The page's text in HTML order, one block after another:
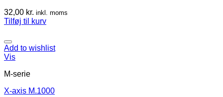
32,00 kr. inkl. moms
Tilføj til kurv
Add to wishlist
Vis
M-serie
X-axis M.1000